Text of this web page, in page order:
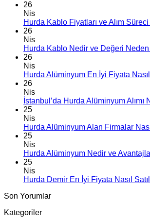
26
Nis
Hurda Kablo Fiyatları ve Alım
26
Nis
Hurda Kablo Nedir ve Değeri
26
Nis
Hurda Alüminyum En İyi Fiyata Nasıl
26
Nis
İstanbul’da Hurda Alüminyum Alımı
25
Nis
Hurda Alüminyum Alan Firmalar
25
Nis
Hurda Alüminyum Nedir ve
25
Nis
Hurda Demir En İyi Fiyata Nasıl
Son Yorumlar
Kategoriler